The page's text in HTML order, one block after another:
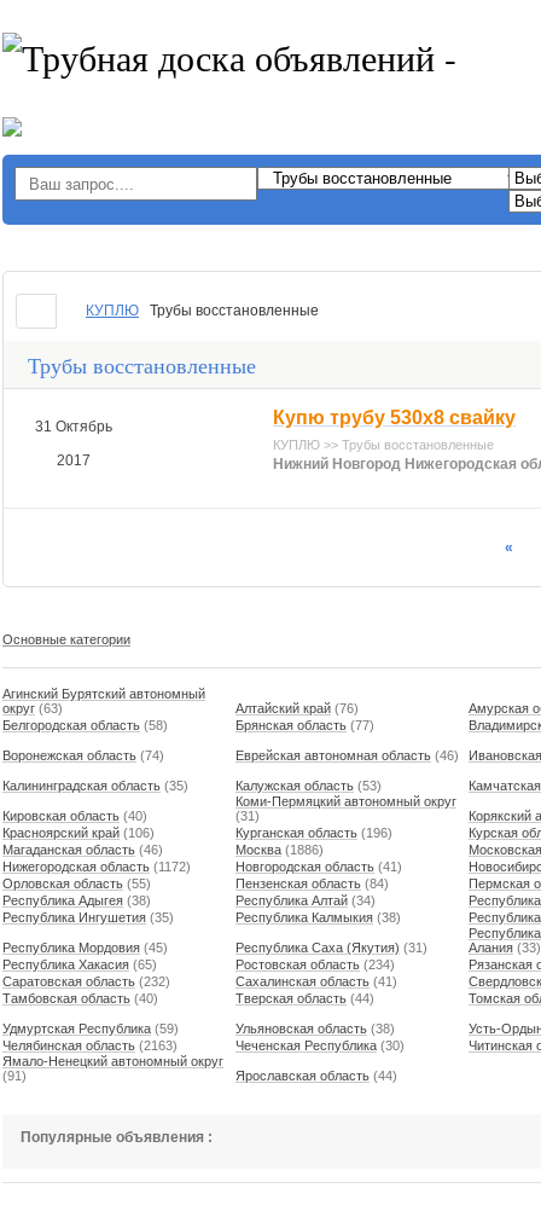
КУПЛЮ Трубы восстановленные
Трубы восстановленные
31 Октябрь
2017
Купю трубу 530х8 свайку
КУПЛЮ >> Трубы восстановленные
Нижний Новгород Нижегородская
«
Основные категории
Агинский Бурятский автономный
округ (63) Алтайский край (76)
Амурская
Белгородская область (58) Брянская область (77)
Воронежская область (74) Еврейская автономная область (46)
Калининградская область (35) Калужская область (53)
Кировская область (40)
Коми-Пермяцкий автономный округ
(31)
Корякский
Красноярский край (106) Курганская область (196)
Курская
Магаданская область (46) Москва (1886)
Нижегородская область (1172) Новгородская область (41)
Орловская область (55) Пензенская область (84)
Пермская
Республика Адыгея (38) Республика Алтай (34)
Республика Ингушетия (35) Республика Калмыкия (38)
Республика Мордовия (45) Республика Саха (Якутия) (31)
Алания (33)
Республика Хакасия (65) Ростовская область (234)
Рязанская
Саратовская область (232) Сахалинская область (41)
Тамбовская область (40) Тверская область (44) Томская
Удмуртская Республика (59) Ульяновская область (38)
Усть-
Челябинская область (2163) Чеченская Республика (30)
Читинская
Ямало-Ненецкий автономный округ
(91)
Ярославская область (44)
Популярные объявления :